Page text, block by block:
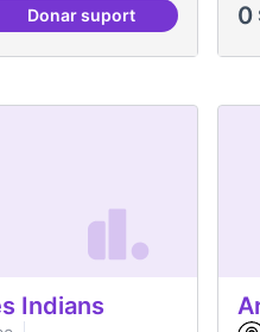
Donar suport
Espai Jove 0
Indians